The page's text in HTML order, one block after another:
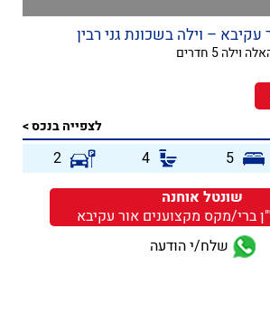
– וילה בשכונת גני רבין
5 חדרים
לצפייה בנכס >
5
4
2
שונטל אוחנה
ברי/מקס מקצוענים אור עקיבא
שלח/י הודעה